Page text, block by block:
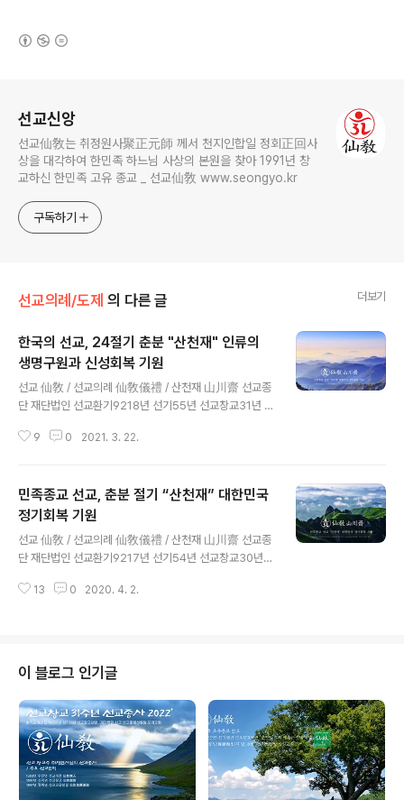
선교신앙
선교仙敎는 취정원사聚正元師 께서 천지인합일 정회正回사
상을 대각하여 한민족 하느님 사상의 본원을 찾아 1991년 창
교하신 한민족 고유 종교 _ 선교仙敎 www.seongyo.kr
구독하기
선교의례/도제 의 다른 글 더보기
한국의 선교, 24절기 춘분 "산천재" 인류의
생명구원과 신성회복 기원
선교 仙敎 / 선교의례 仙敎儀禮 / 산천재 山川齋 선교종
단 재단법인 선교환기9218년 선기55년 선교창교31년 신
八 仙紀五十五 仙敎創敎三十一辛丑年 山川齋奉行
재(山川齋)를 봉행합니다. 민족종교 선교종단 재단법인
선교(仙敎)에서는 24절기 춘분(春分) 절기에 대한민국
산천의 정기회복을 위해 산천재(山川齋)를 봉행합니다.
선교(仙敎)의 춘분 절기 산천재(산천위령제)의 의미는 선
교(仙敎)의 성지(聖地)이며, 선교(仙敎)는 하느님 환인
9 0 2021. 3. 22.
민족종교 선교, 춘분 절기 “산천재” 대한민국
정기회복 기원
선교 仙敎 / 선교의례 仙敎儀禮 / 산천재 山川齋 선교종
단 재단법인 선교환기9217년 선기54년 선교창교30년
一七 仙紀五十四 仙敎創敎三十年庚子年 山川齋奉
齋)는 재단법인 선교가 주최하고 선교총림선림원 진행으
로 봉행되며, 인간의 무분별한 개발과 자연환경 파괴로 훼
손되어 생명력을 상실해가는 대한민국 산천 곳곳을 위령
(慰靈)하는 산천위령제의 의미를 가지고 있습니다. 파괴되
어 생명력을 잃은 산맥과 환경오염으로 썩어가는 4대강의
정기를 되찾아 수호하는 일은 이미 죽어버린 산천의 크고
작은 생명들을 위..
13 0 2020. 4. 2.
이 블로그 인기글